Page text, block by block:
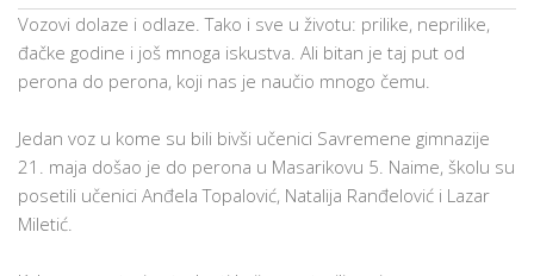
INTERVJU
UČENICIMA
Vozovi dolaze i odlaze. Tako i sve u životu: prilike, neprilike,
đačke godine i još mnoga iskustva. Ali bitan je taj put od
perona do perona, koji nas je naučio mnogo čemu.
Jedan voz u kome su bili bivši učenici Savremene gimnazije
21. maja došao je do perona u Masarikovu 5. Naime, školu su
posetili učenici Anđela Topalović, Natalija Ranđelović i Lazar
Miletić.